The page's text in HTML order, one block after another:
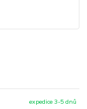
expedice 3-5 dnů